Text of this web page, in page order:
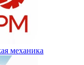
механика